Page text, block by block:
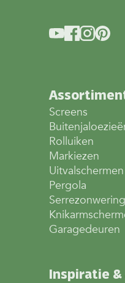
Screens
Rolluiken
Markiezen
Uitvalschermen
Pergola
Serrezonwering
Garagedeuren
Inspiratie &